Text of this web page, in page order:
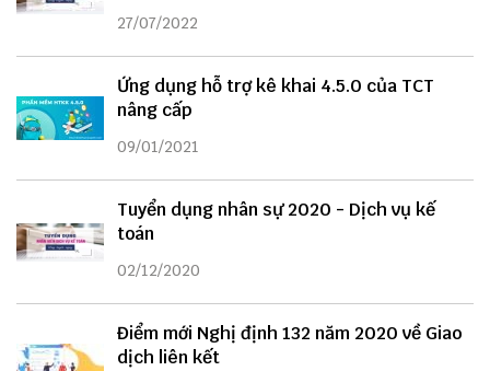
27/07/2022
Ứng dụng hỗ trợ kê khai 4.5.0 của TCT
nâng cấp
09/01/2021
Tuyển dụng nhân sự 2020 - Dịch vụ kế
toán
02/12/2020
Điểm mới Nghị định 132 năm 2020 về Giao
dịch liên kết